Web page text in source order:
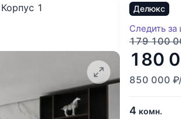
Корпус 1
Делюкс
Следить за
179 100
180
850 000 ₽
4 комн.